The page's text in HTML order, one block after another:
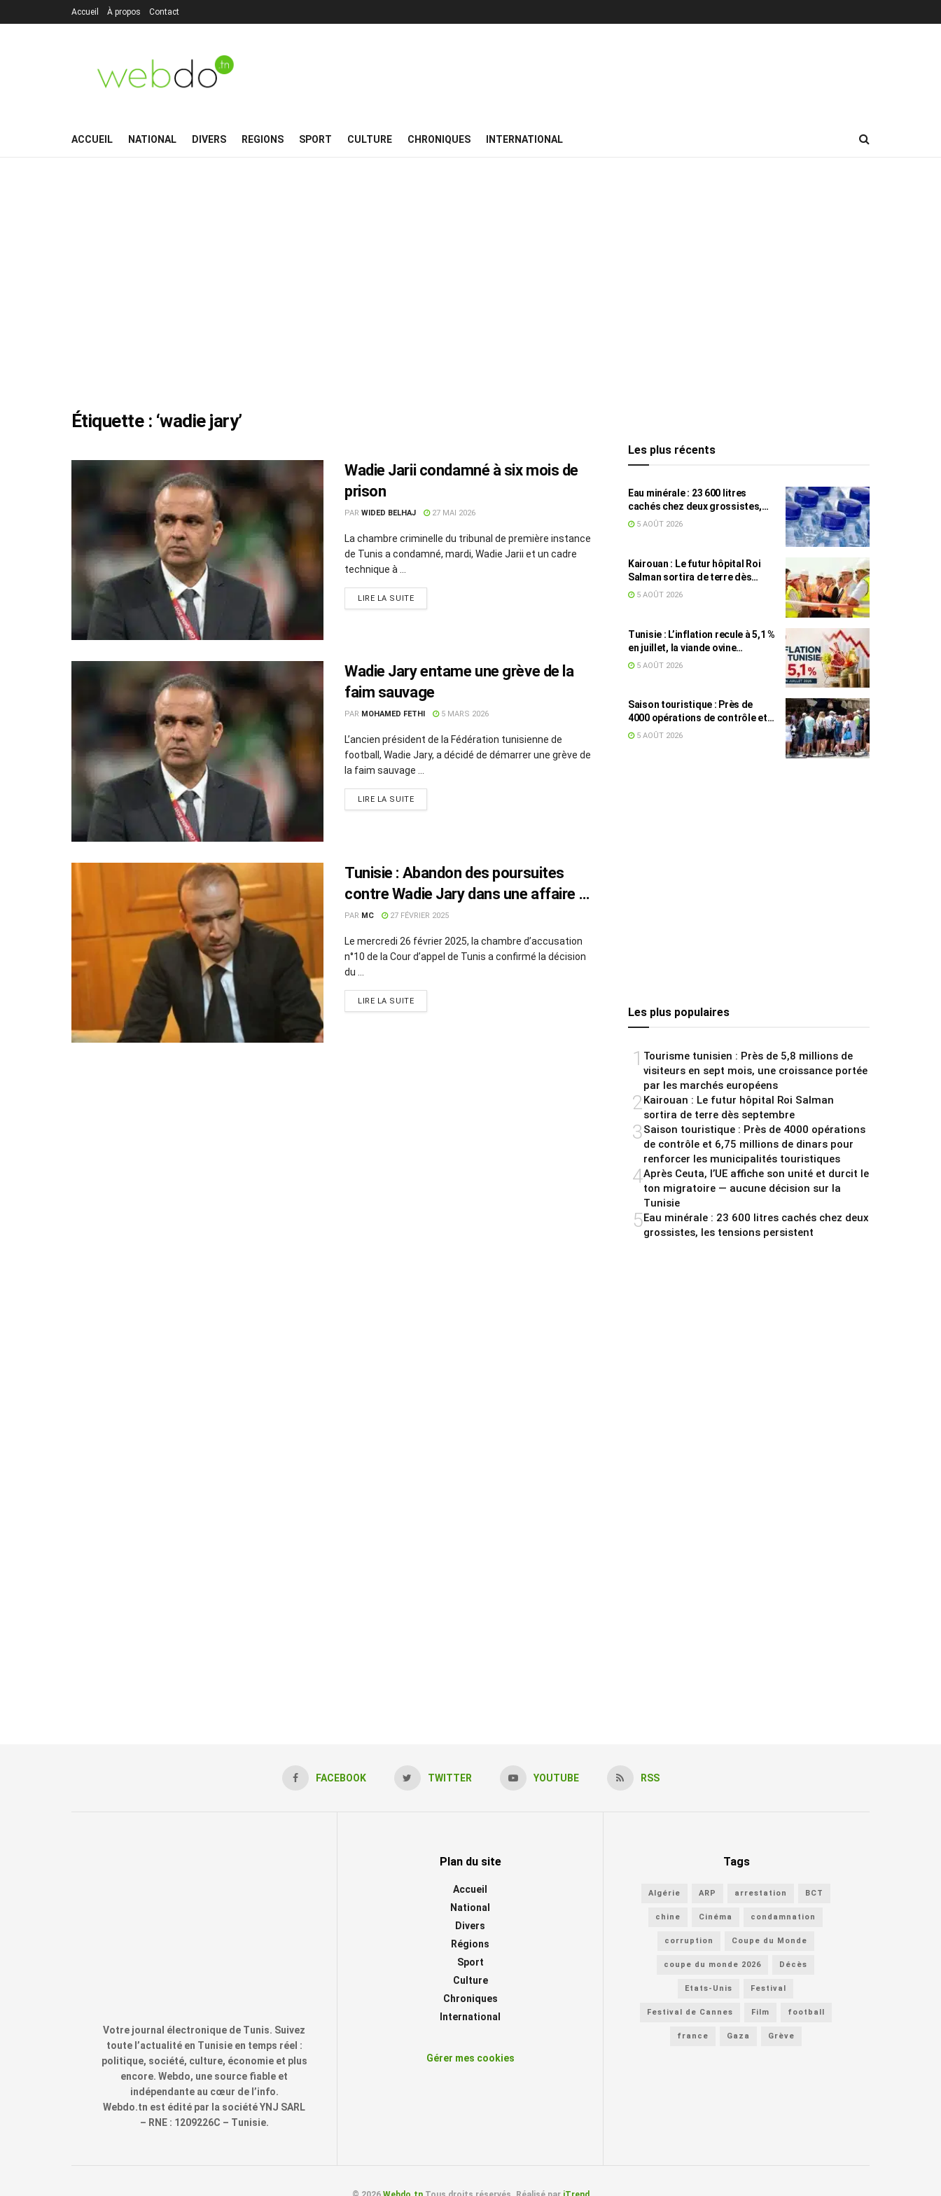
Accueil À propos Contact
ACCUEIL NATIONAL DIVERS REGIONS SPORT CULTURE CHRONIQUES INTERNATIONAL
Étiquette : ‘wadie jary’
Wadie Jarii condamné à six mois de
prison
PAR WIDED BELHAJ 27 MAI 2026
La chambre criminelle du tribunal de première instance
de Tunis a condamné, mardi, Wadie Jarii et un cadre
technique à ...
LIRE LA SUITE
Wadie Jary entame une grève de la
faim sauvage
PAR MOHAMED FETHI 5 MARS 2026
L’ancien président de la Fédération tunisienne de
football, Wadie Jary, a décidé de démarrer une grève de
la faim sauvage ...
LIRE LA SUITE
Tunisie : Abandon des poursuites
contre Wadie Jary dans une affaire de
falsification
PAR MC 27 FÉVRIER 2025
Le mercredi 26 février 2025, la chambre d’accusation
n°10 de la Cour d’appel de Tunis a confirmé la décision
du ...
LIRE LA SUITE
Les plus récents
Eau minérale : 23 600 litres
cachés chez deux grossistes,
les tensions persistent
5 AOÛT 2026
Kairouan : Le futur hôpital Roi
Salman sortira de terre dès
septembre
5 AOÛT 2026
Tunisie : L’inflation recule à 5,1 %
en juillet, la viande ovine
toujours en tête des hausses
5 AOÛT 2026
Saison touristique : Près de
4000 opérations de contrôle et
6,75 millions de dinars pour
5 AOÛT 2026
Les plus populaires
1 Tourisme tunisien : Près de 5,8 millions de
visiteurs en sept mois, une croissance portée
par les marchés européens
2Kairouan : Le futur hôpital Roi Salman
sortira de terre dès septembre
3Saison touristique : Près de 4000 opérations
de contrôle et 6,75 millions de dinars pour
renforcer les municipalités touristiques
4Après Ceuta, l’UE affiche son unité et durcit le
ton migratoire — aucune décision sur la
Tunisie
5Eau minérale : 23 600 litres cachés chez deux
grossistes, les tensions persistent
FACEBOOK TWITTER YOUTUBE RSS
Votre journal électronique de Tunis. Suivez
toute l’actualité en Tunisie en temps réel :
politique, société, culture, économie et plus
encore. Webdo, une source fiable et
indépendante au cœur de l’info.
Webdo.tn est édité par la société YNJ SARL
– RNE : 1209226C – Tunisie.
Plan du site
Accueil
National
Divers
Régions
Sport
Culture
Chroniques
International
Gérer mes cookies
Tags
Algérie ARP arrestation BCT
chine Cinéma condamnation
corruption Coupe du Monde
coupe du monde 2026 Décès
Etats-Unis Festival
Festival de Cannes Film football
france Gaza Grève